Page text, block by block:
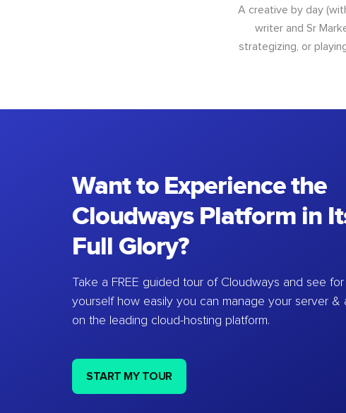
A creative by day
writer and Sr
strategizing, or
Want to Experience the
Cloudways Platform in
Full Glory?
Take a FREE guided tour of Cloudways and see for
yourself how easily you can manage your server &
on the leading cloud-hosting platform.
START MY TOUR